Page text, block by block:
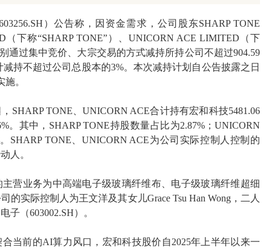
）公告称，因资金需求，公司股东SHARP TONE
（下称“SHARP TONE”）、UNICORN ACE LIMITED（下
通过集中竞价、大宗交易的方式减持所持公司不超过904.59
减持不超过公司总股本的3%。本次减持计划自公告披露之日
。
SHARP TONE、UNICORN ACE合计持有宏和科技5481.06
。其中，SHARP TONE持股数量占比为2.87%；UNICORN
SHARP TONE、UNICORN ACE为公司实际控制人控制的
人。
营业务为中高端电子级玻璃纤维布、电子级玻璃纤维超细
的实际控制人为王文洋及其女儿Grace Tsu Han Wong，二人
子（603002.SH）。
当前的AI算力风口，宏和科技股价自2025年上半年以来一